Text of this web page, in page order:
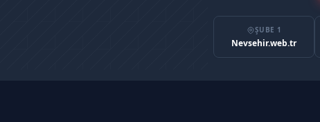
ŞUBE 1
Nevsehir.web.tr